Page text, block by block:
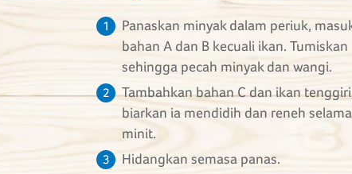
1
Panaskan minyak dalam periuk,
bahan A dan B kecuali ikan. Tumiskan
sehingga pecah minyak dan wangi.
2
Tambahkan bahan C dan ikan
biarkan ia mendidih dan reneh
minit.
3 Hidangkan semasa panas.